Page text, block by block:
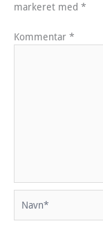
markeret med *
Kommentar *